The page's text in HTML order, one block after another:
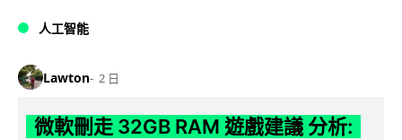
人工智能
Lawton 2 日
微軟刪走 32GB RAM 遊戲建議 分析: